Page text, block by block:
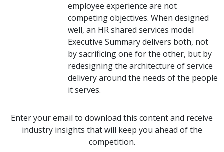
employee experience are not
competing objectives. When designed
well, an HR shared services model
Executive Summary delivers both, not
by sacrificing one for the other, but by
redesigning the architecture of service
delivery around the needs of the people
it serves.
Enter your email to download this content and receive
industry insights that will keep you ahead of the
competition.